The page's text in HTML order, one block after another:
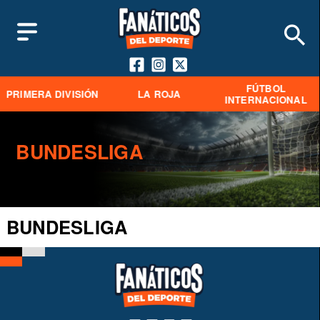
PRIMERA DIVISIÓN LA ROJA
FÚTBOL
INTERNACIONAL
BUNDESLIGA
BUNDESLIGA